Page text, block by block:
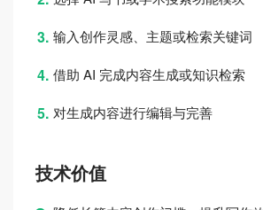
输入创作灵感、主题或检索关键词
借助 AI 完成内容生成或知识检索
对生成内容进行编辑与完善
技术价值